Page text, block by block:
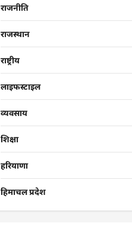
राजनीति
राजस्थान
राष्ट्रीय
लाइफस्टाइल
व्यवसाय
शिक्षा
हरियाणा
हिमाचल प्रदेश